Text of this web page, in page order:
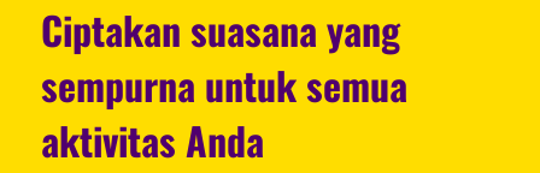
Ciptakan suasana yang
sempurna untuk semua
aktivitas Anda